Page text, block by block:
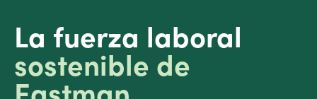
Oportunidades
laborales
La fuerza laboral
sostenible de